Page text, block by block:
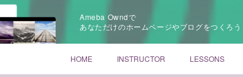
Ameba Owndで
あなただけのホームページやブログをつくろう
HOME INSTRUCTOR LESSONS